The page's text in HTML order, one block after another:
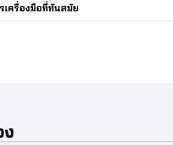
ครื่องมือที่ทันสมัย